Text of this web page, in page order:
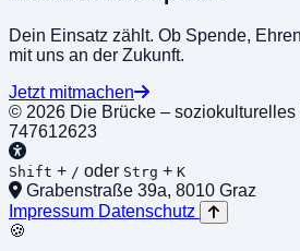
Dein Einsatz zählt. Ob Spende,
mit uns an der Zukunft.
Jetzt mitmachen
© 2026 Die Brücke – soziokulturelles
747612623
Shift + / oder Strg + K
Grabenstraße 39a, 8010 Graz
Impressum Datenschutz
🍪